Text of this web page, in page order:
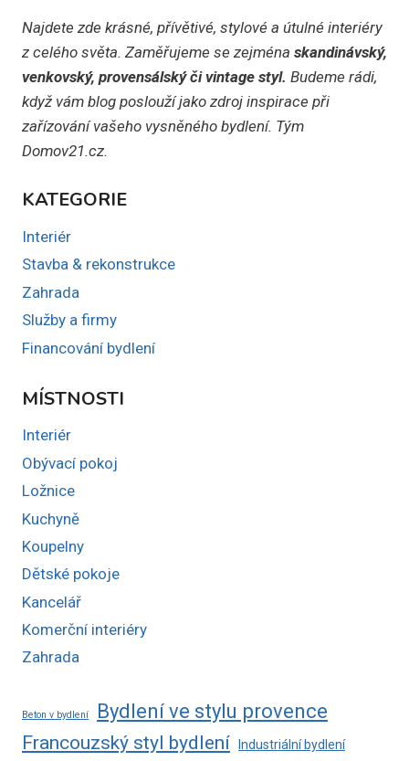
Najdete zde krásné, přívětivé, stylové a útulné interiéry
z celého světa. Zaměřujeme se zejména skandinávský,
venkovský, provensálský či vintage styl. Budeme rádi,
když vám blog poslouží jako zdroj inspirace při
zařízování vašeho vysněného bydlení. Tým
Domov21.cz.
KATEGORIE
Interiér
Stavba & rekonstrukce
Zahrada
Služby a firmy
Financování bydlení
MÍSTNOSTI
Interiér
Obývací pokoj
Ložnice
Kuchyně
Koupelny
Dětské pokoje
Kancelář
Komerční interiéry
Zahrada
Beton v bydlení
Bydlení ve stylu provence
Francouzský styl bydlení Industriální bydlení